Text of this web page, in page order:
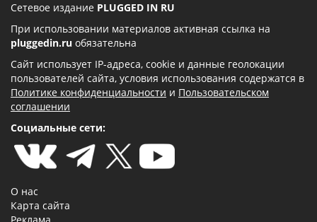
Сетевое издание PLUGGED IN RU
При использовании материалов активная ссылка на
pluggedin.ru обязательна
Сайт использует IP-адреса, cookie и данные геолокации
пользователей сайта, условия использования содержатся в
Политике конфиденциальности и Пользовательском
соглашении
Социальные сети:
О нас
Карта сайта